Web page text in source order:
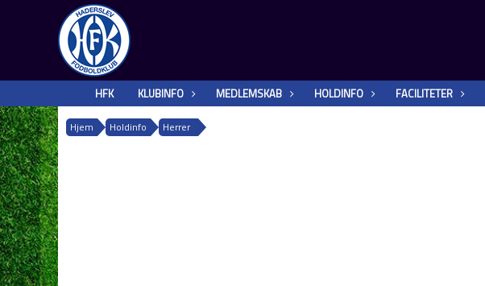
HFK KLUBINFO MEDLEMSKAB HOLDINFO FACILITETER
Hjem Holdinfo Herrer